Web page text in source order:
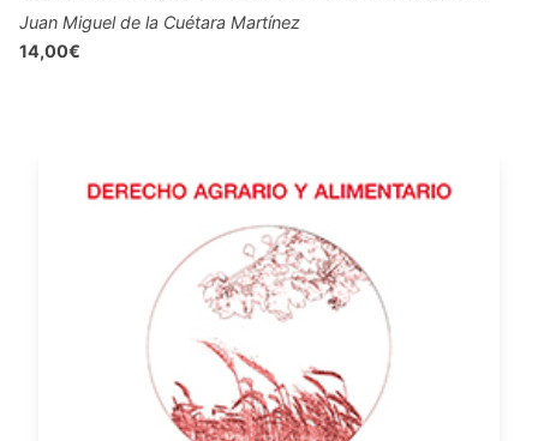
Juan Miguel de la Cuétara Martínez
14,00€